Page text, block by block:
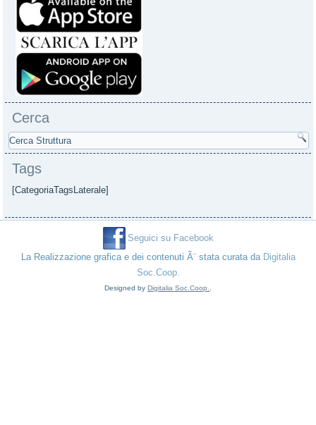
Cerca
Tags
[CategoriaTagsLaterale]
Seguici su Facebook
La Realizzazione grafica e dei contenuti Ã¨ stata curata da Digitalia
Soc.Coop.
Designed by Digitalia Soc.Coop..